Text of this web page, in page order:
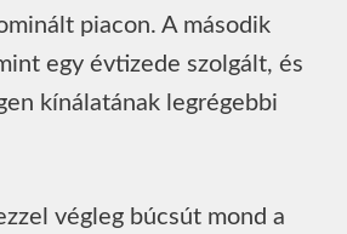
piacon. A második
egy évtizede szolgált, és
kínálatának legrégebbi
végleg búcsút mond a